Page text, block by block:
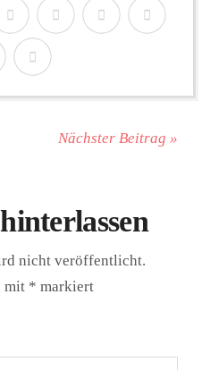
Nächster Beitrag »
nicht veröffentlicht.
mit * markiert